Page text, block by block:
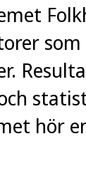
hör